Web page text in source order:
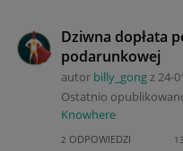
Dziwna dopłata
podarunkowej
autor billy_gongz‎24-
Ostatnio
Knowhere
2 ODPOWIEDZI